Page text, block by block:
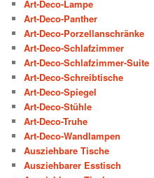
Art-Deco-Lampe
Art-Deco-Panther
Art-Deco-Porzellanschränke
Art-Deco-Schlafzimmer
Art-Deco-Schlafzimmer-Suite
Art-Deco-Schreibtische
Art-Deco-Spiegel
Art-Deco-Stühle
Art-Deco-Truhe
Art-Deco-Wandlampen
Ausziehbare Tische
Ausziehbarer Esstisch